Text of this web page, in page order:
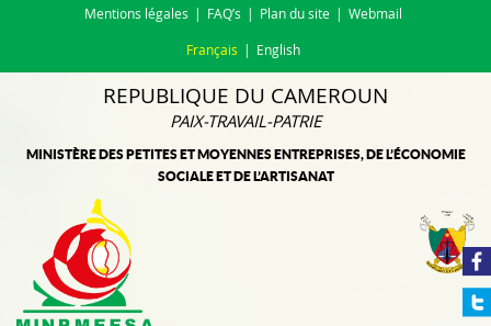
Mentions légales FAQ’s Plan du site Webmail
Français English
REPUBLIQUE DU CAMEROUN
PAIX-TRAVAIL-PATRIE
MINISTÈRE DES PETITES ET MOYENNES ENTREPRISES, DE L’ÉCONOMIE
SOCIALE ET DE L’ARTISANAT